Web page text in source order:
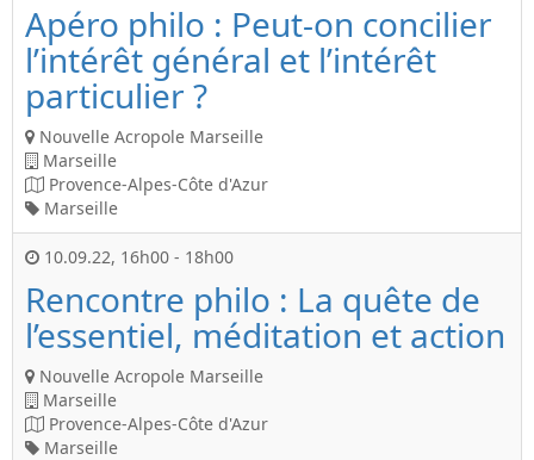
Apéro philo : Peut-on concilier
l’intérêt général et l’intérêt
particulier ?
Nouvelle Acropole Marseille
Marseille
Provence-Alpes-Côte d'Azur
Marseille
10.09.22, 16h00 - 18h00
Rencontre philo : La quête de
l’essentiel, méditation et action
Nouvelle Acropole Marseille
Marseille
Provence-Alpes-Côte d'Azur
Marseille